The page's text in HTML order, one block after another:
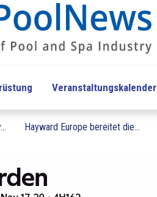
Veranstaltungskalender
Hayward Europe bereitet die...